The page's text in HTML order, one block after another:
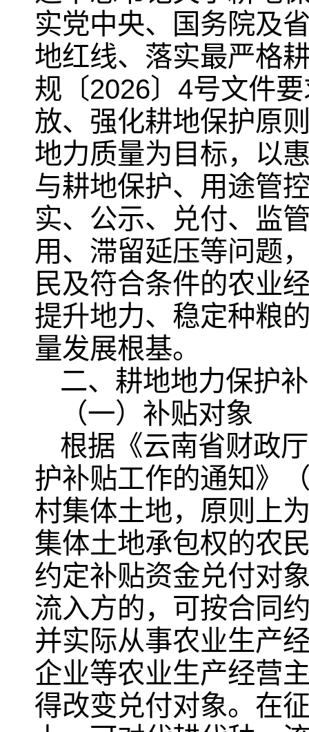
实党中央、国务院及
地红线、落实最严格
规〔2026〕4号文件
放、强化耕地保护原
地力质量为目标，以
与耕地保护、用途管
实、公示、兑付、监
用、滞留延压等问题
民及符合条件的农业
提升地力、稳定种粮
量发展根基。
二、耕地地力保护
（一）补贴对象
根据《云南省财政
护补贴工作的通知》
村集体土地，原则上
集体土地承包权的农
约定补贴资金兑付对
流入方的，可按合同
并实际从事农业生产
企业等农业生产经营
得改变兑付对象。在